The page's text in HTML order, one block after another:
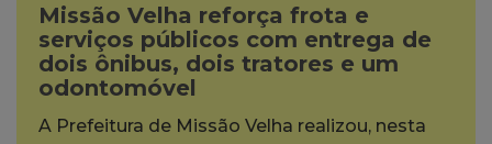
Missão Velha reforça frota e
serviços públicos com entrega de
dois ônibus, dois tratores e um
odontomóvel
A Prefeitura de Missão Velha realizou, nesta